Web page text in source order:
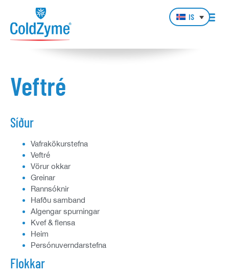
IS
Veftré
Síður
Vafrakökurstefna
Veftré
Vörur okkar
Greinar
Rannsóknir
Hafðu samband
Algengar spurningar
Kvef & flensa
Heim
Persónuverndarstefna
Flokkar